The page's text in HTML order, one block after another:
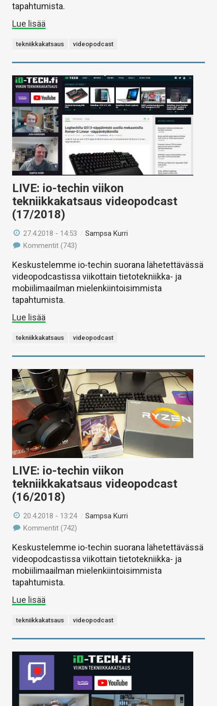
tapahtumista.
Lue lisää
tekniikkakatsaus videopodcast
LIVE: io-techin viikon
tekniikkakatsaus videopodcast
(17/2018)
27.4.2018 - 14:53 /Sampsa Kurri
Kommentit (743)
Keskustelemme io-techin suorana lähetettävässä
videopodcastissa viikottain tietotekniikka- ja
mobiilimaailman mielenkiintoisimmista
tapahtumista.
Lue lisää
tekniikkakatsaus videopodcast
LIVE: io-techin viikon
tekniikkakatsaus videopodcast
(16/2018)
20.4.2018 - 13:24 /Sampsa Kurri
Kommentit (742)
Keskustelemme io-techin suorana lähetettävässä
videopodcastissa viikottain tietotekniikka- ja
mobiilimaailman mielenkiintoisimmista
tapahtumista.
Lue lisää
tekniikkakatsaus videopodcast